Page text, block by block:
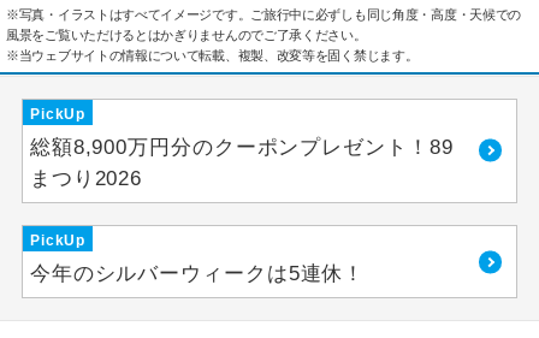
※写真・イラストはすべてイメージです。ご旅行中に必ずしも同じ角度・高度・天候での
風景をご覧いただけるとはかぎりませんのでご了承ください。
※当ウェブサイトの情報について転載、複製、改変等を固く禁じます。
PickUp
総額8,900万円分のクーポンプレゼント！89
まつり2026
PickUp
今年のシルバーウィークは5連休！